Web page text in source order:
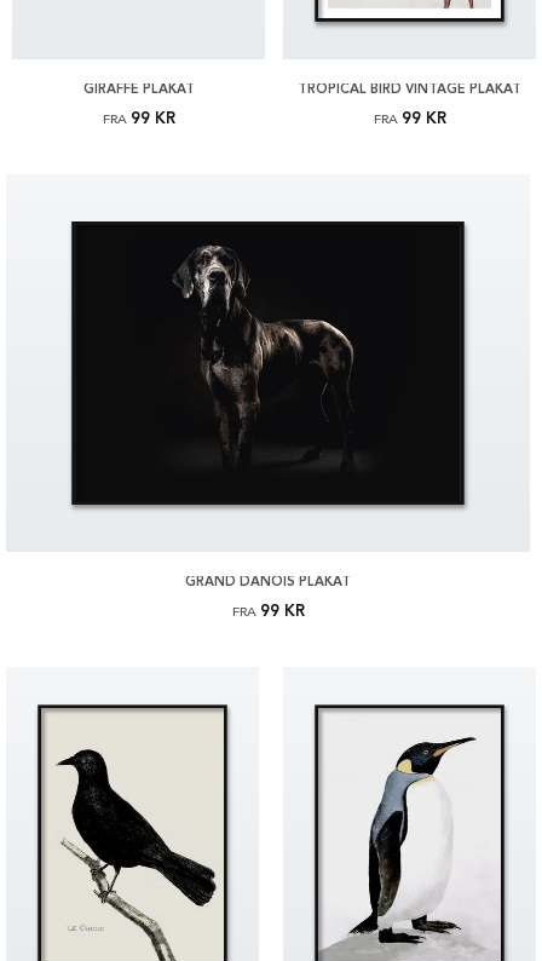
GIRAFFE PLAKAT
FRA 99 KR
GRAND DANOIS PLAKAT
FRA 99 KR
TROPICAL BIRD VINTAGE PLAKAT
FRA 99 KR